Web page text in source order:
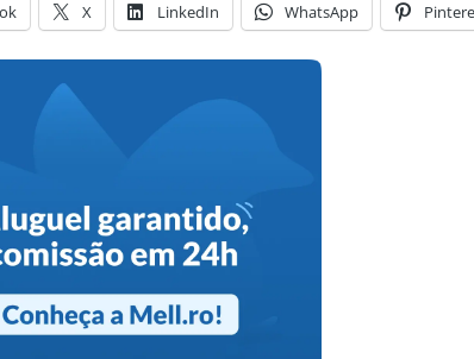
X LinkedIn WhatsApp